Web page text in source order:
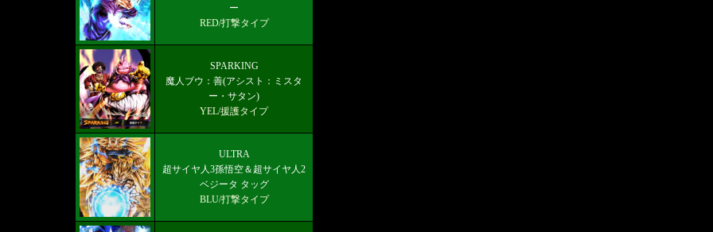
雑談/質問ドラゴンボールレジェンズ
掲示板
最新メインストーリー「第19部3章
(6/10)」配信【更新履歴】
ー
RED/打撃タイプ
SPARKING
魔人ブウ：善(アシスト：ミスタ
ー・サタン)
YEL/援護タイプ
ULTRA
超サイヤ人3孫悟空＆超サイヤ人2
ベジータ タッグ
BLU/打撃タイプ